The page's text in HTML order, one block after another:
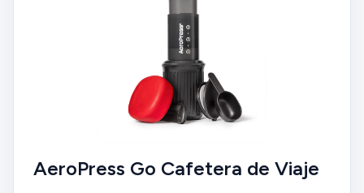
AeroPress Go Cafetera de Viaje